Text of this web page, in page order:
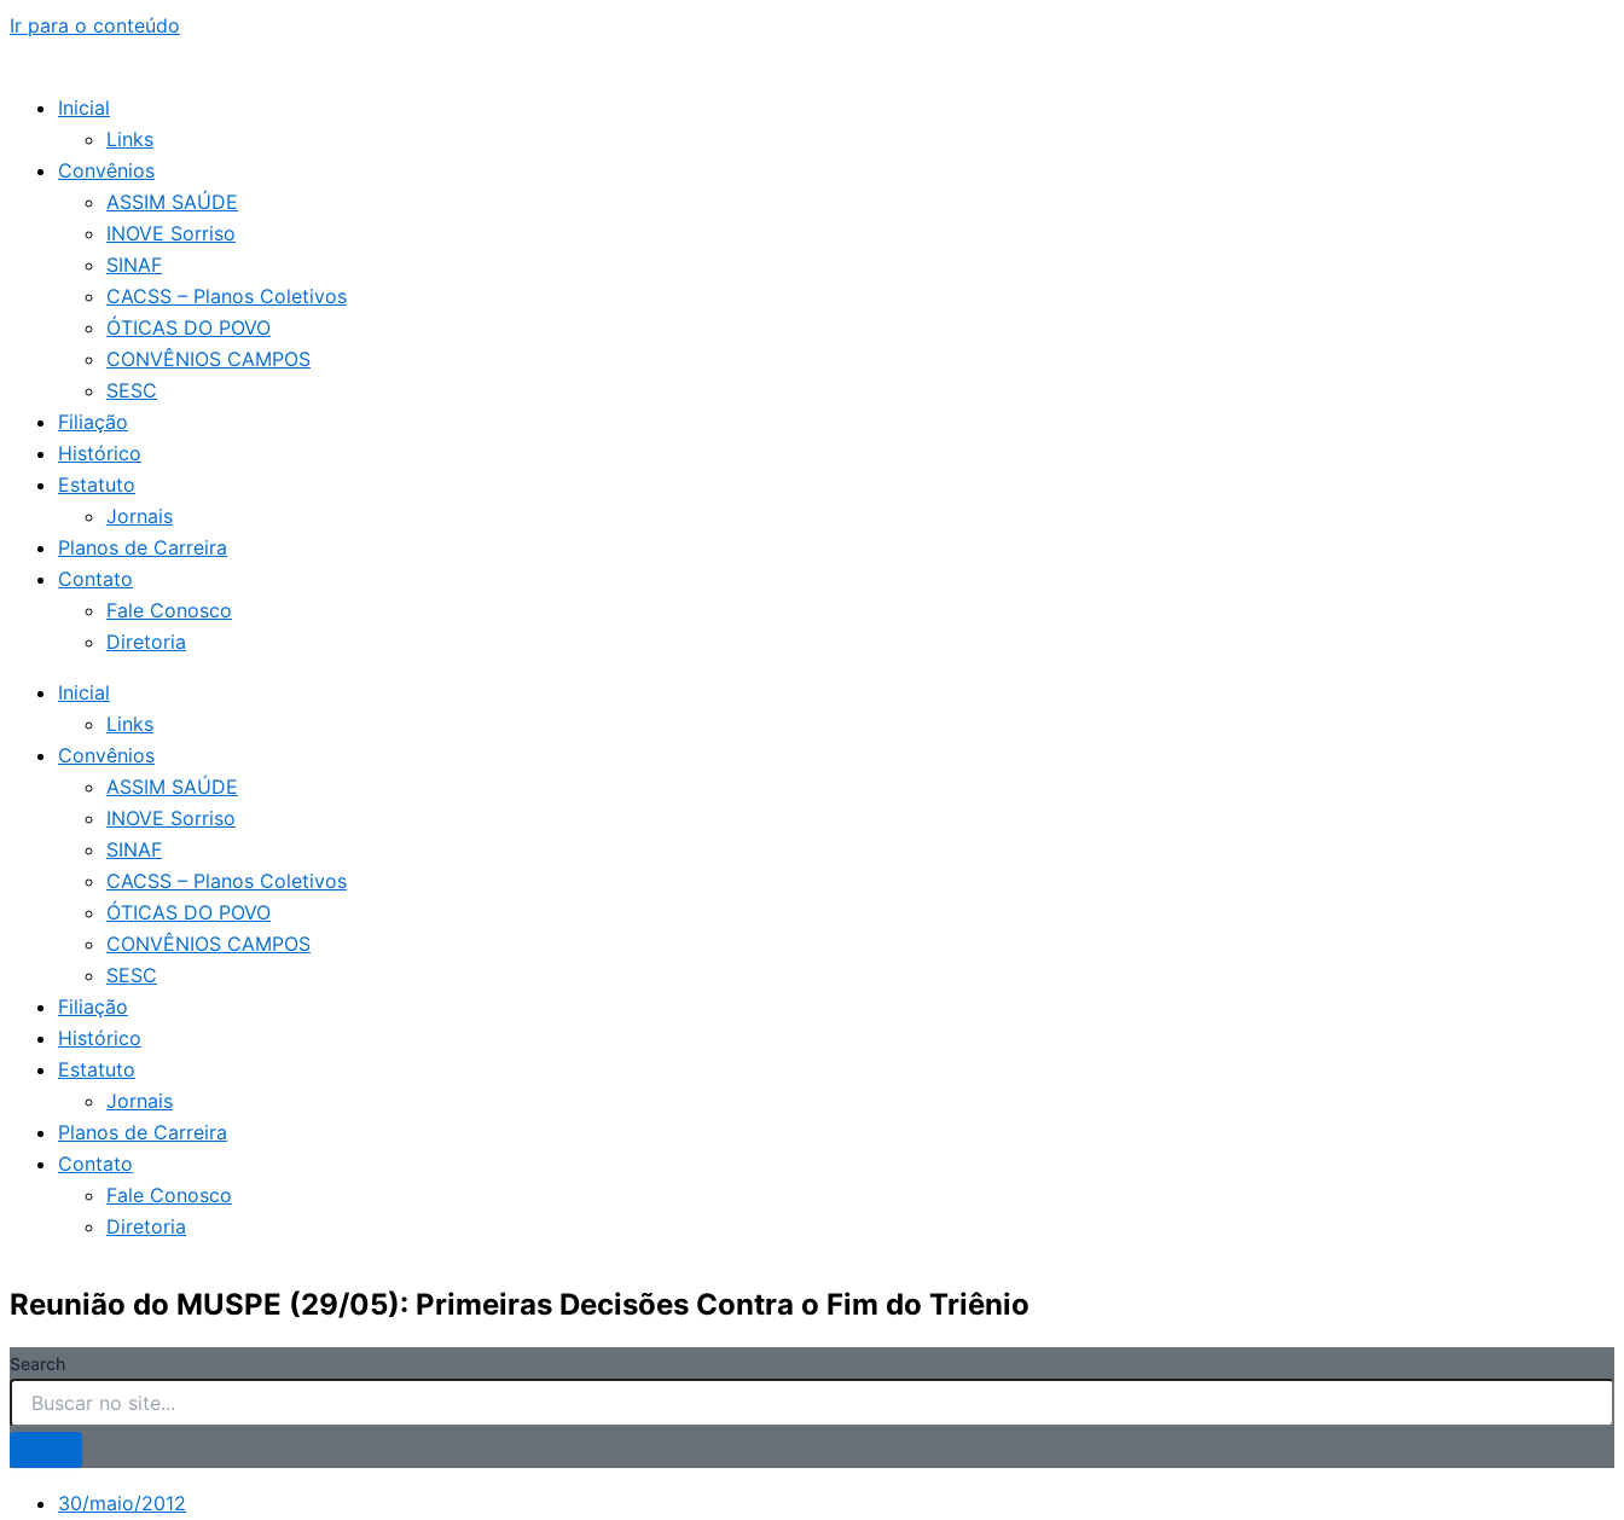
Ir para o conteúdo
Inicial
Links
Convênios
ASSIM SAÚDE
INOVE Sorriso
SINAF
CACSS – Planos Coletivos
ÓTICAS DO POVO
CONVÊNIOS CAMPOS
SESC
Filiação
Histórico
Estatuto
Jornais
Planos de Carreira
Contato
Fale Conosco
Diretoria
Inicial
Links
Convênios
ASSIM SAÚDE
INOVE Sorriso
SINAF
CACSS – Planos Coletivos
ÓTICAS DO POVO
CONVÊNIOS CAMPOS
SESC
Filiação
Histórico
Estatuto
Jornais
Planos de Carreira
Contato
Fale Conosco
Diretoria
Reunião do MUSPE (29/05): Primeiras Decisões Contra o Fim do Triênio
Search
30/maio/2012